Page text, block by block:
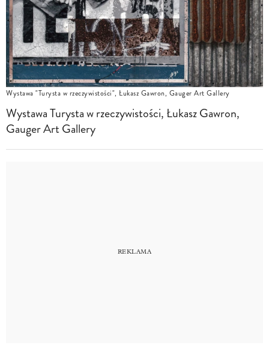
Wystawa "Turysta w rzeczywistości", Łukasz Gawron, Gauger Art Gallery
Wystawa Turysta w rzeczywistości, Łukasz Gawron,
Gauger Art Gallery